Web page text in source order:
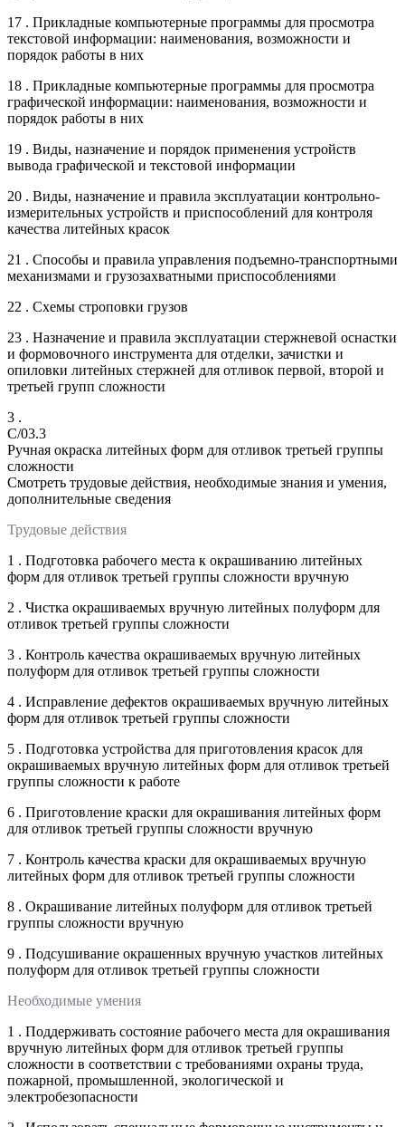
17 . Прикладные компьютерные программы для просмотра
текстовой информации: наименования, возможности и
порядок работы в них
18 . Прикладные компьютерные программы для просмотра
графической информации: наименования, возможности и
порядок работы в них
19 . Виды, назначение и порядок применения устройств
вывода графической и текстовой информации
20 . Виды, назначение и правила эксплуатации контрольно-
измерительных устройств и приспособлений для контроля
качества литейных красок
21 . Способы и правила управления подъемно-транспортными
механизмами и грузозахватными приспособлениями
22 . Схемы строповки грузов
23 . Назначение и правила эксплуатации стержневой оснастки
и формовочного инструмента для отделки, зачистки и
опиловки литейных стержней для отливок первой, второй и
третьей групп сложности
3 .
C/03.3
Ручная окраска литейных форм для отливок третьей группы
сложности
Смотреть трудовые действия, необходимые знания и умения,
дополнительные сведения
Трудовые действия
1 . Подготовка рабочего места к окрашиванию литейных
форм для отливок третьей группы сложности вручную
2 . Чистка окрашиваемых вручную литейных полуформ для
отливок третьей группы сложности
3 . Контроль качества окрашиваемых вручную литейных
полуформ для отливок третьей группы сложности
4 . Исправление дефектов окрашиваемых вручную литейных
форм для отливок третьей группы сложности
5 . Подготовка устройства для приготовления красок для
окрашиваемых вручную литейных форм для отливок третьей
группы сложности к работе
6 . Приготовление краски для окрашивания литейных форм
для отливок третьей группы сложности вручную
7 . Контроль качества краски для окрашиваемых вручную
литейных форм для отливок третьей группы сложности
8 . Окрашивание литейных полуформ для отливок третьей
группы сложности вручную
9 . Подсушивание окрашенных вручную участков литейных
полуформ для отливок третьей группы сложности
Необходимые умения
1 . Поддерживать состояние рабочего места для окрашивания
вручную литейных форм для отливок третьей группы
сложности в соответствии с требованиями охраны труда,
пожарной, промышленной, экологической и
электробезопасности